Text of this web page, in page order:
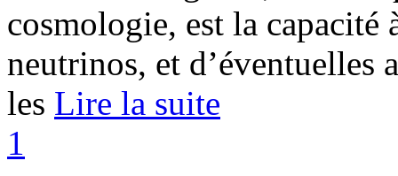
cosmologie, est la capacité
neutrinos, et d’éventuelles
les Lire la suite
1